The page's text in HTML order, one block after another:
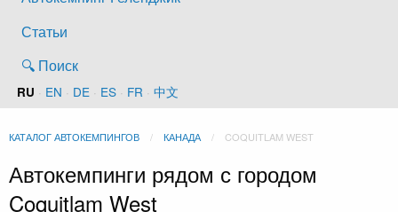
Статьи
🔍 Поиск
RU · EN · DE · ES · FR · 中文
КАТАЛОГ АВТОКЕМПИНГОВ КАНАДА COQUITLAM WEST
Автокемпинги рядом с городом
Coquitlam West